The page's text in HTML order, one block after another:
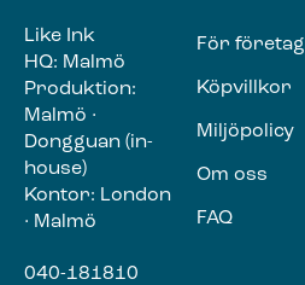
Like Ink
HQ: Malmö
Produktion:
Malmö ·
Dongguan (in-
house)
Kontor: London
· Malmö
040-181810
För företag
Köpvillkor
Miljöpolicy
Om oss
FAQ